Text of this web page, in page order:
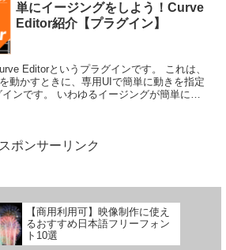
単にイージングをしよう！Curve
Editor紹介【プラグイン】
Editorというプラグインです。 これは、
動かすときに、専用UIで簡単に動きを指定
ンです。 いわゆるイージングが簡単にで
スポンサーリンク
【商用利用可】映像制作に使え
るおすすめ日本語フリーフォン
ト10選